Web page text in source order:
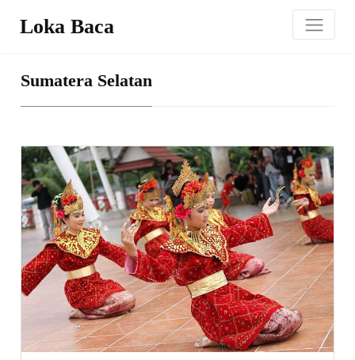
Loka Baca
Sumatera Selatan